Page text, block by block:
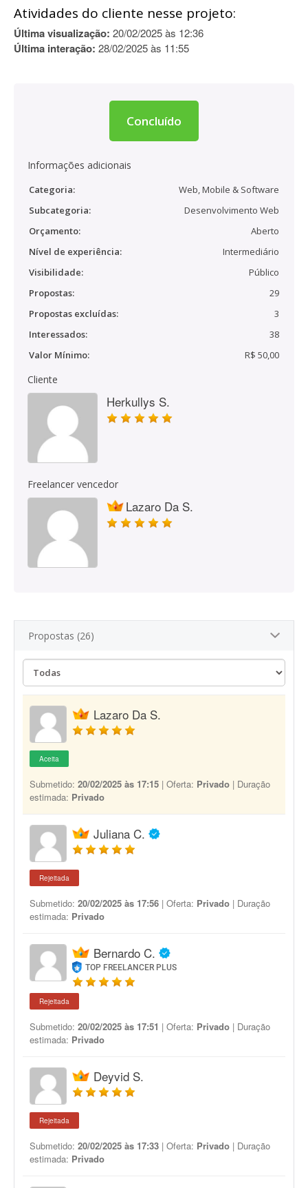
Atividades do cliente nesse projeto:
Última visualização: 20/02/2025 às 12:36
Última interação: 28/02/2025 às 11:55
Concluído
Informações adicionais
Categoria:
Web, Mobile & Software
Subcategoria:
Desenvolvimento Web
Orçamento:
Aberto
Nível de experiência:
Intermediário
Visibilidade:
Público
Propostas:
29
Propostas excluídas:
3
Interessados:
38
Valor Mínimo:
R$ 50,00
Cliente
Herkullys S.
Freelancer vencedor
Lazaro Da S.
Propostas (26)
Lazaro Da S.
Aceita
Submetido: 20/02/2025 às 17:15 | Oferta: Privado | Duração
estimada: Privado
Juliana C.
Rejeitada
Submetido: 20/02/2025 às 17:56 | Oferta: Privado | Duração
estimada: Privado
Bernardo C.
TOP FREELANCER PLUS
Rejeitada
Submetido: 20/02/2025 às 17:51 | Oferta: Privado | Duração
estimada: Privado
Deyvid S.
Rejeitada
Submetido: 20/02/2025 às 17:33 | Oferta: Privado | Duração
estimada: Privado